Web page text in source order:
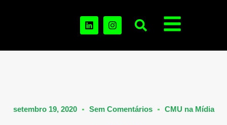
setembro 19, 2020 Sem Comentários CMU na Mídia